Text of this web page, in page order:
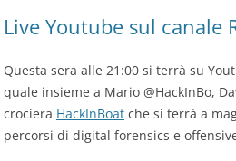
Live Youtube sul canale
Questa sera alle 21:00 si terrà su
quale insieme a Mario @HackInBo,
crociera HackInBoat che si terrà a
percorsi di digital forensics e